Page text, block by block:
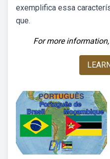
exemplifica essa
que.
For more